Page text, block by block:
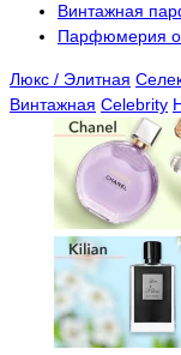
Винтажная
Парфюмерия
Люкс / Элитная
Винтажная Celebrity